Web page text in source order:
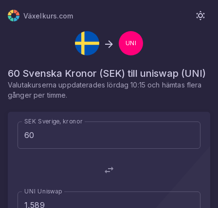
Växelkurs.com
UNI
60 Svenska Kronor (SEK) till uniswap (UNI)
Valutakurserna uppdateradeslördag 10:15 och hämtas flera
gånger per timme.
SEK Sverige, kronor
UNI Uniswap